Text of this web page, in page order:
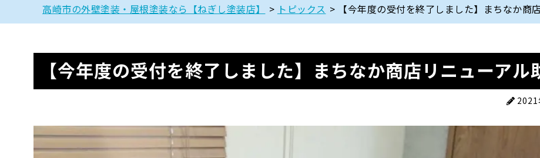
高崎市の外壁塗装・屋根塗装なら【ねぎし塗装店】 > トピックス > 【今年度の受付を終了しました】まちなか商
【今年度の受付を終了しました】まちなか商店リニューアル
2021